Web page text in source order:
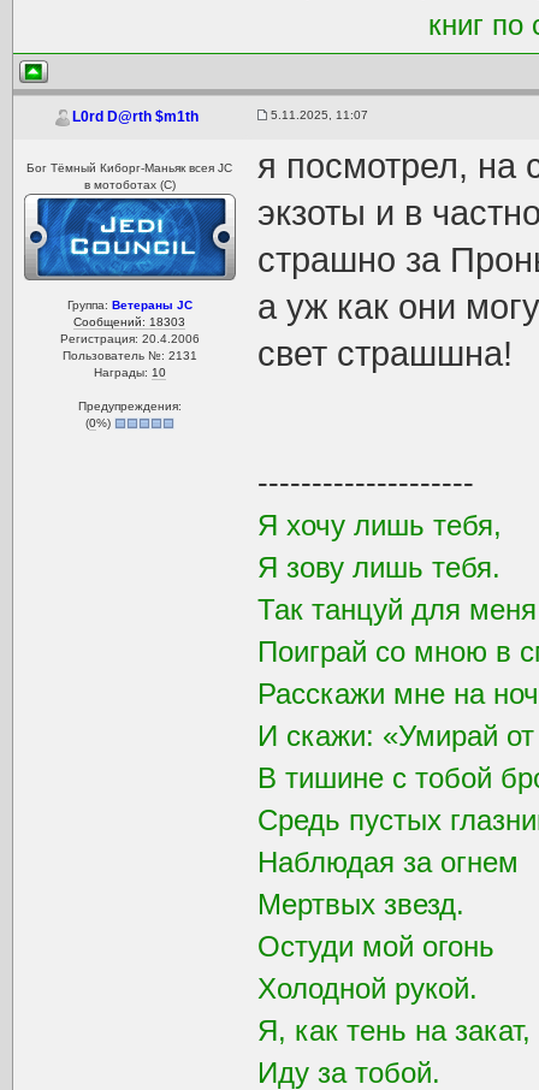
книг по
L0rd D@rth $m1th 5.11.2025, 11:07
Бог Тёмный Киборг-Маньяк всея JC
в мотоботах (С)
Группа: Ветераны JC
Сообщений: 18303
Регистрация: 20.4.2006
Пользователь №: 2131
Награды: 10
Предупреждения:
(0%)
я посмотрел, на
экзоты и в
страшно за
а уж как они
свет страшшна!
--------------------
Я хочу лишь тебя,
Я зову лишь тебя.
Так танцуй для
Поиграй со мною в
Расскажи мне на
И скажи: «Умирай
В тишине с тобой
Средь пустых
Наблюдая за огнем
Мертвых звезд.
Остуди мой огонь
Холодной рукой.
Я, как тень на закат,
Иду за тобой.